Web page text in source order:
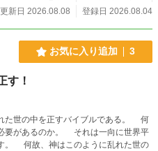
新日 2026.08.08
登録日 2026.08.04
お気に入り追加 3
す！
た世の中を正すバイブルである。 何
要があるのか。 それは一向に世界平
。 何故、神はこのように乱れた世の